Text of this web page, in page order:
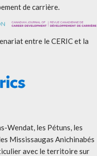
de carrière.
entre le CERIC et la
Wendat, les Pétuns, les
Mississaugas Anichinabés
avec le territoire sur